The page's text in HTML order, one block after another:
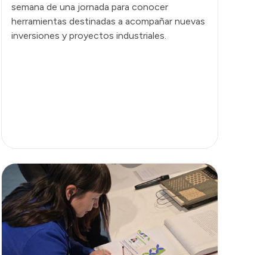
semana de una jornada para conocer
herramientas destinadas a acompañar nuevas
inversiones y proyectos industriales.